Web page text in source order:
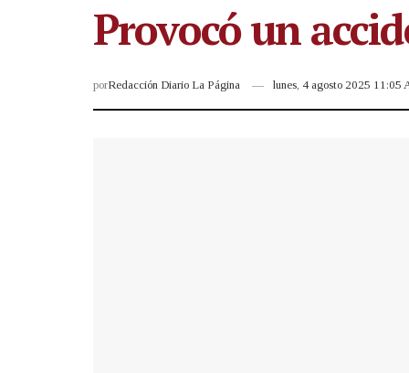
Provocó un
porRedacción Diario La Página lunes, 4 agosto 2025 11:05